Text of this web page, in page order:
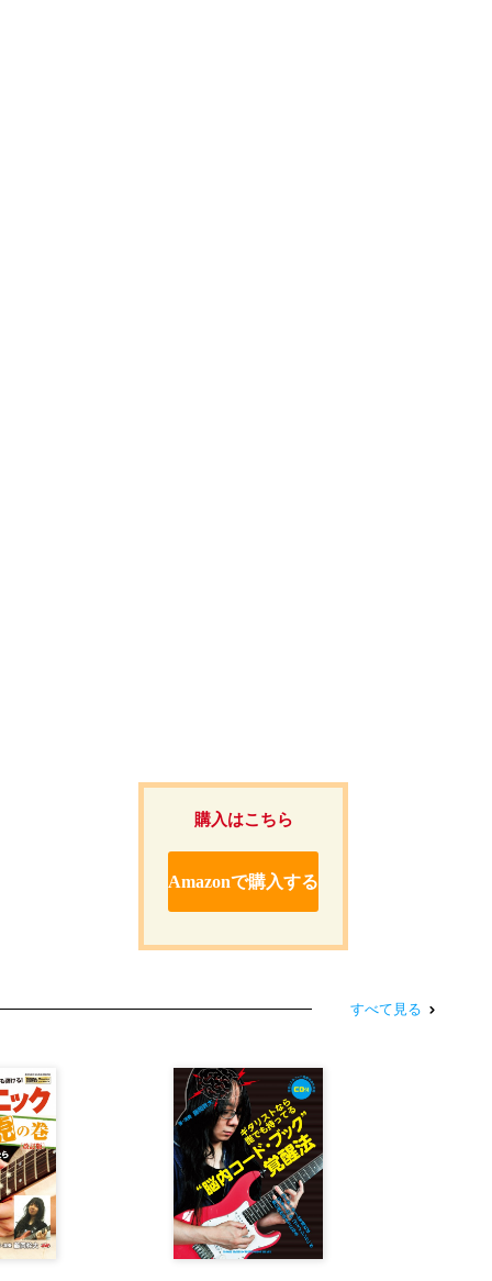
購入はこちら
Amazonで購入する
すべて見る